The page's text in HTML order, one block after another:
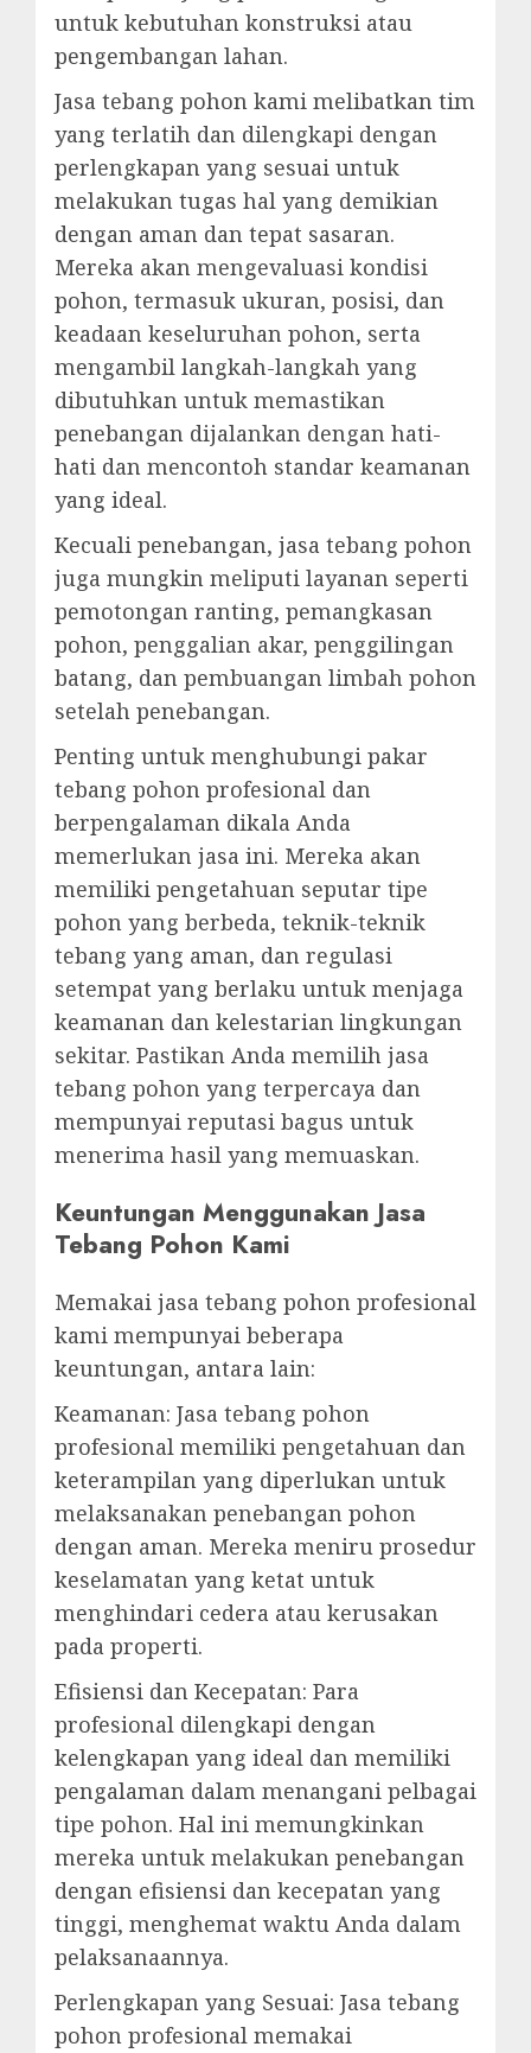
untuk kebutuhan konstruksi atau
pengembangan lahan.
Jasa tebang pohon kami melibatkan tim
yang terlatih dan dilengkapi dengan
perlengkapan yang sesuai untuk
melakukan tugas hal yang demikian
dengan aman dan tepat sasaran.
Mereka akan mengevaluasi kondisi
pohon, termasuk ukuran, posisi, dan
keadaan keseluruhan pohon, serta
mengambil langkah-langkah yang
dibutuhkan untuk memastikan
penebangan dijalankan dengan hati-
hati dan mencontoh standar keamanan
yang ideal.
Kecuali penebangan, jasa tebang pohon
juga mungkin meliputi layanan seperti
pemotongan ranting, pemangkasan
pohon, penggalian akar, penggilingan
batang, dan pembuangan limbah pohon
setelah penebangan.
Penting untuk menghubungi pakar
tebang pohon profesional dan
berpengalaman dikala Anda
memerlukan jasa ini. Mereka akan
memiliki pengetahuan seputar tipe
pohon yang berbeda, teknik-teknik
tebang yang aman, dan regulasi
setempat yang berlaku untuk menjaga
keamanan dan kelestarian lingkungan
sekitar. Pastikan Anda memilih jasa
tebang pohon yang terpercaya dan
mempunyai reputasi bagus untuk
menerima hasil yang memuaskan.
Keuntungan Menggunakan Jasa
Tebang Pohon Kami
Memakai jasa tebang pohon profesional
kami mempunyai beberapa
keuntungan, antara lain:
Keamanan: Jasa tebang pohon
profesional memiliki pengetahuan dan
keterampilan yang diperlukan untuk
melaksanakan penebangan pohon
dengan aman. Mereka meniru prosedur
keselamatan yang ketat untuk
menghindari cedera atau kerusakan
pada properti.
Efisiensi dan Kecepatan: Para
profesional dilengkapi dengan
kelengkapan yang ideal dan memiliki
pengalaman dalam menangani pelbagai
tipe pohon. Hal ini memungkinkan
mereka untuk melakukan penebangan
dengan efisiensi dan kecepatan yang
tinggi, menghemat waktu Anda dalam
pelaksanaannya.
Perlengkapan yang Sesuai: Jasa tebang
pohon profesional memakai